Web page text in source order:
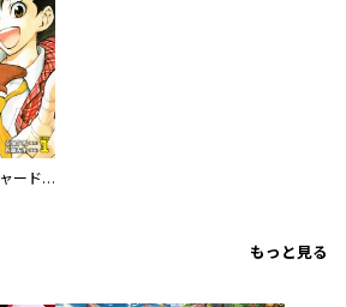
探偵犬シャードック（新装版）
もっと見る